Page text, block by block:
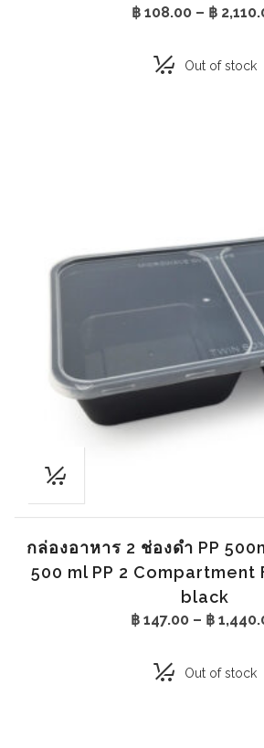
฿108.00 – ฿
Out of stock
กล่องอาหาร 2 ช่องดำ PP
500 ml PP 2 Compartment
black
฿ 147.00 – ฿
Out of stock